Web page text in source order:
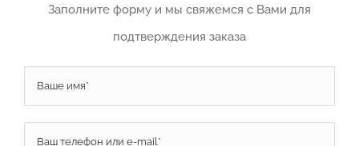
Заполните форму и мы свяжемся с Вами для
подтверждения заказа